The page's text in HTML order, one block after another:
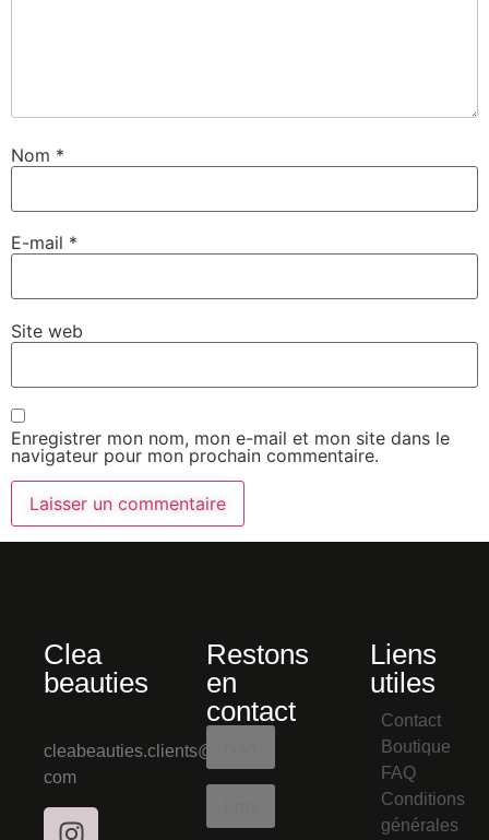
Nom *
E-mail *
Site web
Enregistrer mon nom, mon e-mail et mon site dans le
navigateur pour mon prochain commentaire.
Clea
beauties
cleabeauties.clients@gmail.
com
Restons
en
contact
Liens
utiles
Contact
Boutique
FAQ
Conditions
générales